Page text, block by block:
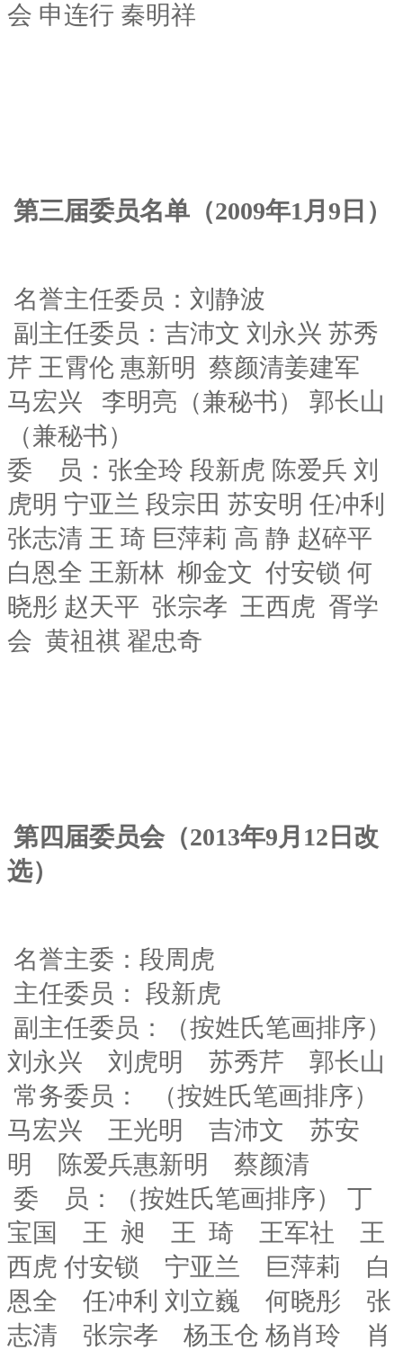
会 申连行 秦明祥
第三届委员名单（2009年1月9日）
名誉主任委员：刘静波
副主任委员：吉沛文 刘永兴 苏秀
芹 王霄伦 惠新明 蔡颜清姜建军
马宏兴 李明亮（兼秘书） 郭长山
（兼秘书）
委 员：张全玲 段新虎 陈爱兵 刘
虎明 宁亚兰 段宗田 苏安明 任冲利
张志清 王 琦 巨萍莉 高 静 赵碎平
白恩全 王新林 柳金文 付安锁 何
晓彤 赵天平 张宗孝 王西虎 胥学
会 黄祖祺 翟忠奇
第四届委员会（2013年9月12日改
选）
名誉主委：段周虎
主任委员： 段新虎
副主任委员：（按姓氏笔画排序）
刘永兴 刘虎明 苏秀芹 郭长山
常务委员： （按姓氏笔画排序）
马宏兴 王光明 吉沛文 苏安
明 陈爱兵惠新明 蔡颜清
委 员：（按姓氏笔画排序） 丁
宝国 王 昶 王 琦 王军社 王
西虎 付安锁 宁亚兰 巨萍莉 白
恩全 任冲利 刘立巍 何晓彤 张
志清 张宗孝 杨玉仓 杨肖玲 肖